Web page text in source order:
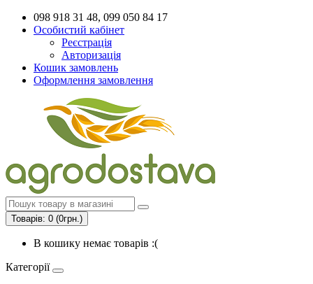
098 918 31 48, 099 050 84 17
Особистий кабінет
Реєстрація
Авторизація
Кошик замовлень
Оформлення замовлення
Товарів: 0 (0грн.)
В кошику немає товарів :(
Категорії